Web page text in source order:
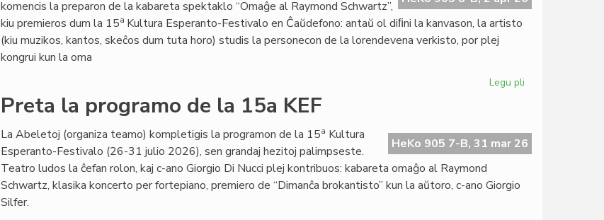
komencis la preparon de la kabareta spektaklo “Omaĝe al Raymond Schwartz”,
kiu premieros dum la 15a Kultura Esperanto-Festivalo en Ĉaŭdefono: antaŭ ol diﬁni la kanvason, la artisto
(kiu muzikos, kantos, skeĉos dum tuta horo) studis la personecon de la lorendevena verkisto, por plej
kongrui kun la oma
Legu pli
interpretonto
de
Preta la programo de la 15a KEF
HeKo 905 7-B, 31 mar 26
La Abeletoj (organiza teamo) kompletigis la programon de la 15a Kultura
Esperanto-Festivalo (26-31 julio 2026), sen grandaj hezitoj palimpseste.
Teatro ludos la ĉefan rolon, kaj c-ano Giorgio Di Nucci plej kontribuos: kabareta omaĝo al Raymond
Schwartz, klasika koncerto per fortepiano, premiero de “Dimanĉa brokantisto” kun la aŭtoro, c-ano Giorgio
Silfer.